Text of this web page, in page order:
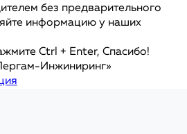
без предварительного
информацию у наших
Ctrl + Enter, Спасибо!
Инжиниринг»